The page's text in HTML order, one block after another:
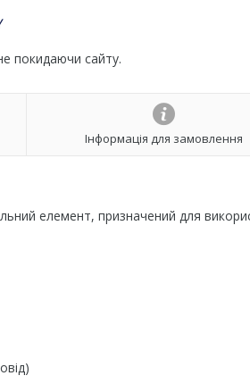
покидаючи сайту.
Інформація для замовлення
елемент, призначений для